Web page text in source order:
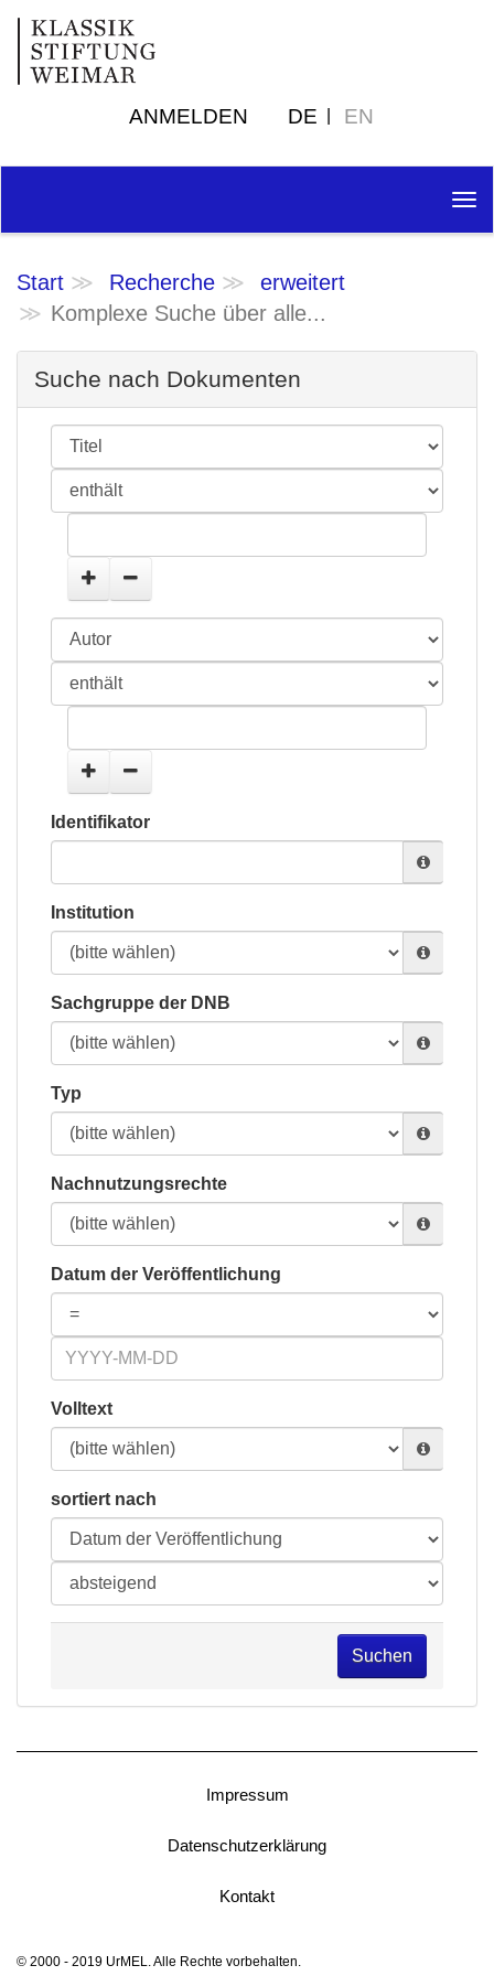
ANMELDEN DE EN
Start Recherche
erweitert
Komplexe Suche über alle...
Suche nach Dokumenten
Identifikator
Institution
Sachgruppe der DNB
Typ
Nachnutzungsrechte
Datum der Veröffentlichung
Volltext
sortiert nach
Suchen
Impressum
Datenschutzerklärung
Kontakt
© 2000 - 2019 UrMEL. Alle Rechte vorbehalten.